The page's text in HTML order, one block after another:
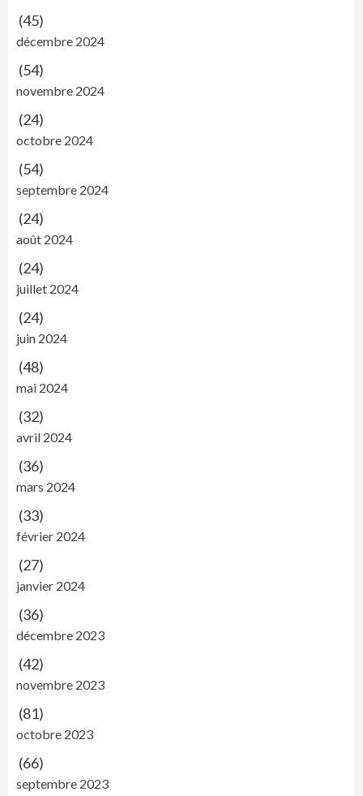
(45)
décembre 2024
(54)
novembre 2024
(24)
octobre 2024
(54)
septembre 2024
(24)
août 2024
(24)
juillet 2024
(24)
juin 2024
(48)
mai 2024
(32)
avril 2024
(36)
mars 2024
(33)
février 2024
(27)
janvier 2024
(36)
décembre 2023
(42)
novembre 2023
(81)
octobre 2023
(66)
septembre 2023